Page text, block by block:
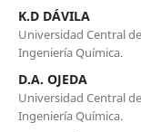
K.D DÁVILA
Universidad Central
Ingeniería Química.
D.A. OJEDA
Universidad Central
Ingeniería Química.